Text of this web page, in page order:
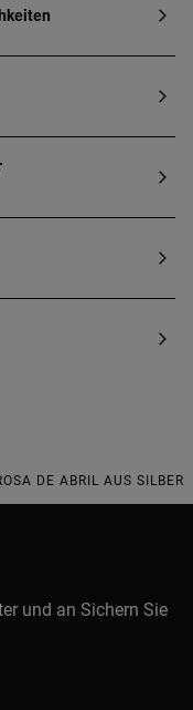
DE ABRIL AUS SILBER
und an Sichern Sie